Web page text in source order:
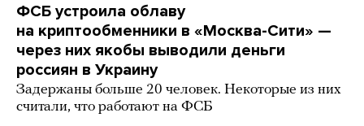
ФСБ устроила облаву
на криптообменники в «Москва-Сити» —
через них якобы выводили деньги
россиян в Украину
Задержаны больше 20 человек. Некоторые из них
считали, что работают на ФСБ